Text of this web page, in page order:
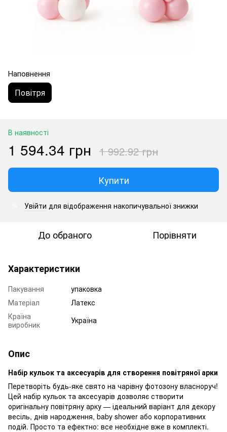
Наповнення
Повітря
В наявності
1 594.34 грн 1 992.92 грн
Купити
Увійти для відображення накопичувальної знижки
До обраного Порівняти
Характеристики
Пакування
упаковка
Матеріал
Латекс
Країна
виробник
Україна
Опис
Набір кульок та аксесуарів для створення повітряної арки
Перетворіть будь-яке свято на чарівну фотозону власноруч!
Цей набір кульок та аксесуарів дозволяє створити
оригінальну повітряну арку — ідеальний варіант для декору
весіль, днів народження, baby shower або корпоративних
подій. Просто та ефектно: все необхідне вже в комплекті.